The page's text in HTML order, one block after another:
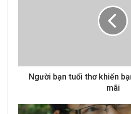
d
s
Người bạn tuổi thơ khiến
mãi